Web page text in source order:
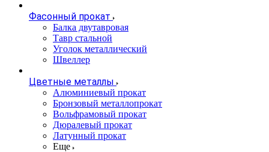
Фасонный прокат
Балка двутавровая
Тавр стальной
Уголок металлический
Швеллер
Цветные металлы
Алюминиевый прокат
Бронзовый металлопрокат
Вольфрамовый прокат
Дюралевый прокат
Латунный прокат
Еще